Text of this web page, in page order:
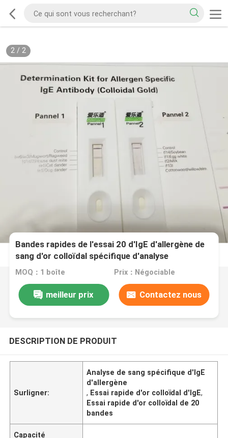
2/ 2
Bandes rapides de l'essai 20 d'IgE d'allergène de
sang d'or colloïdal spécifique d'analyse
MOQ：1 boîte Prix：Négociable
meilleur prix Contactez nous
DESCRIPTION DE PRODUIT
Surligner:
Analyse de sang spécifique d'IgE
d'allergène
, Essai rapide d'or colloïdal d'IgE,
Essai rapide d'or colloïdal de 20
bandes
Capacité